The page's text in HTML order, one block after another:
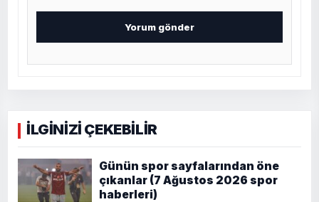
İLGİNİZİ ÇEKEBİLİR
Günün spor sayfalarından öne
çıkanlar (7 Ağustos 2026 spor
haberleri)